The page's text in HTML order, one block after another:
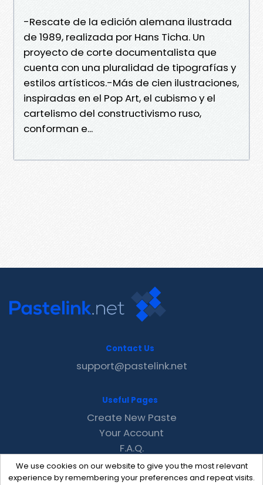
-Rescate de la edición alemana ilustrada
de 1989, realizada por Hans Ticha. Un
proyecto de corte documentalista que
cuenta con una pluralidad de tipografías y
estilos artísticos.-Más de cien ilustraciones,
inspiradas en el Pop Art, el cubismo y el
cartelismo del constructivismo ruso,
conforman e...
We use cookies on our website to give you the most relevant
experience by remembering your preferences and repeat visits.
Contact Us
support@pastelink.net
Useful Pages
Create New Paste
Your Account
F.A.Q.
Recent
Contact